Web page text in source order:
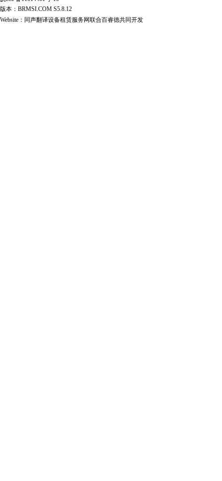
版本：BRMSI.COM S5.8.12
Website： 同声翻译设备租赁服务网联合百睿德共同开发